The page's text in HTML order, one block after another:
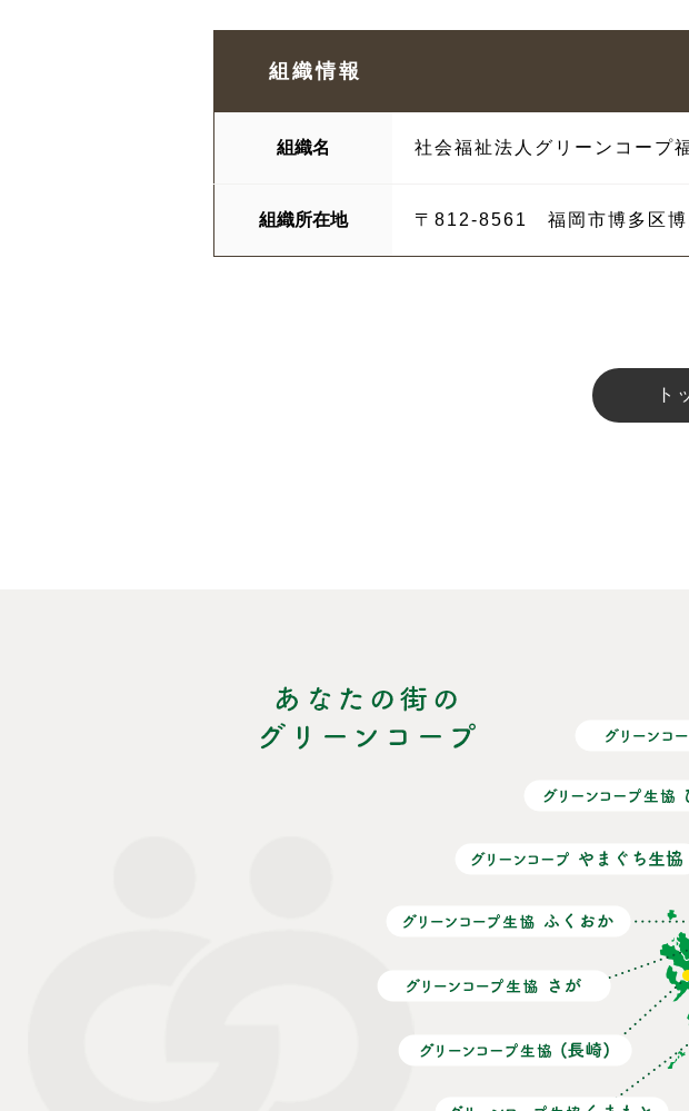
組織情報
組織名 社会福祉法人グリーンコー
組織所在地 〒812-8561 福岡市博多区博
ト